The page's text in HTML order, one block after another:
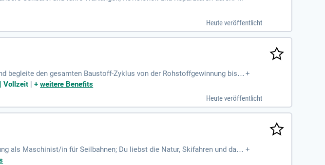
unseren Alltag aktiv mit!
Heute veröffentlicht
begleite den gesamten Baustoff-Zyklus von der Rohstoffgewinnung bis z
wir auf Nachhaltigkeit und Fortschritt.
+
Vollzeit |+weitere Benefits
Heute veröffentlicht
als Maschinist/in für Seilbahnen; Du liebst die Natur, Skifahren und das
pünktlich, zuverlässig, genau,
+